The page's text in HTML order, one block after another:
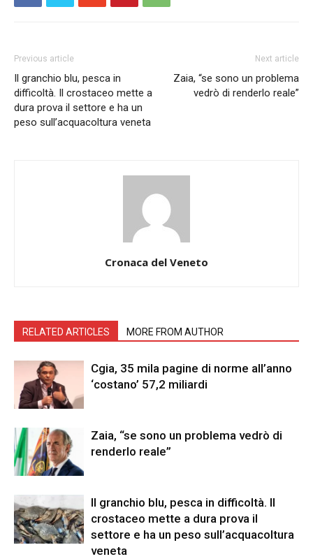
Previous article
Il granchio blu, pesca in
difficoltà. Il crostaceo mette a
dura prova il settore e ha un
peso sull’acquacoltura veneta
Next article
Zaia, “se sono un problema
vedrò di renderlo reale”
Cronaca del Veneto
RELATED ARTICLES MORE FROM AUTHOR
Cgia, 35 mila pagine di norme all’anno
‘costano’ 57,2 miliardi
Zaia, “se sono un problema vedrò di
renderlo reale”
Il granchio blu, pesca in difficoltà. Il
crostaceo mette a dura prova il
settore e ha un peso sull’acquacoltura
veneta